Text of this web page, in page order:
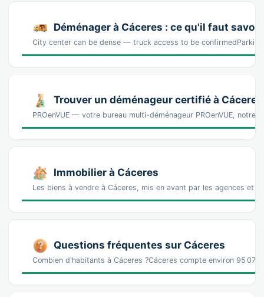
Déménager à Cáceres : ce qu'il faut savoir
City center can be dense — truck access to be
Trouver un déménageur certifié à Cáceres
PROenVUE — votre bureau multi-déménageur PROenVUE, notre
Immobilier à Cáceres
Les biens à vendre à Cáceres, mis en avant par les agences et
Questions fréquentes sur Cáceres
Combien d'habitants à Cáceres ?Cáceres compte environ 95